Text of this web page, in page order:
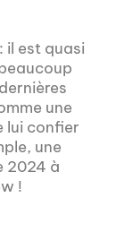
il est quasi
une
lui confier
une
2024 à
!